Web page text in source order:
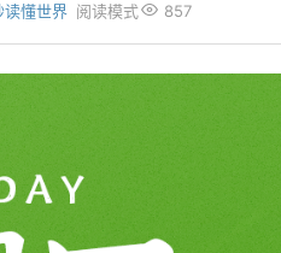
懂世界 857
阅读模式